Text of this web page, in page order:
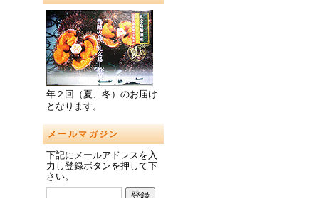
年２回（夏、冬）のお届け
となります。
メールマガジン
下記にメールアドレスを入
力し登録ボタンを押して下
さい。